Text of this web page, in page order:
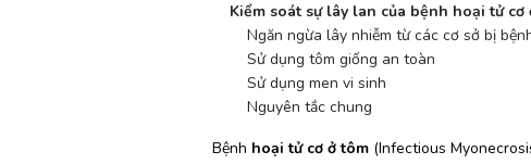
Kiểm soát sự lây lan của bệnh hoại tử cơ
Ngăn ngừa lây nhiễm từ các cơ sở bị
Sử dụng tôm giống an toàn
Sử dụng men vi sinh
Nguyên tắc chung
Bệnh hoại tử cơ ở tôm (Infectious